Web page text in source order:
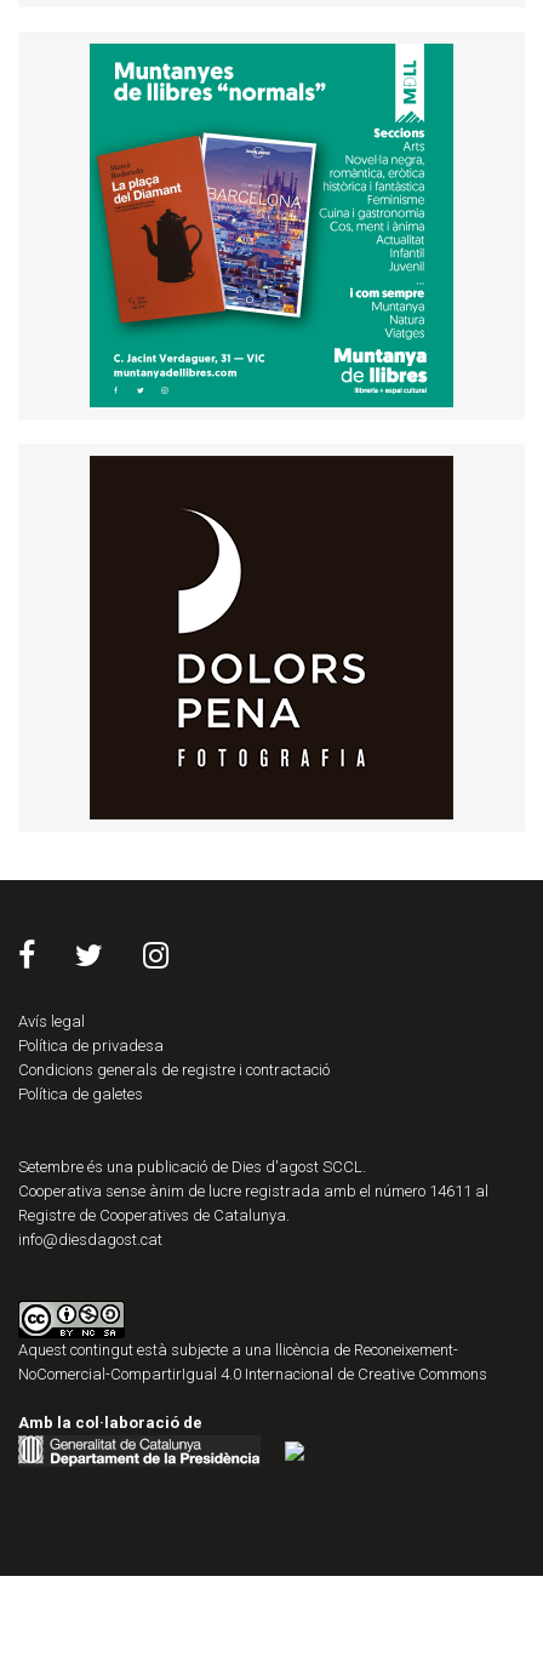
Avís legal
Política de privadesa
Condicions generals de registre i contractació
Política de galetes
Setembre és una publicació de Dies d'agost SCCL.
Cooperativa sense ànim de lucre registrada amb el número 14611 al
Registre de Cooperatives de Catalunya.
info@diesdagost.cat
Aquest contingut està subjecte a una llicència de Reconeixement-
NoComercial-CompartirIgual 4.0 Internacional de Creative Commons
Amb la col·laboració de